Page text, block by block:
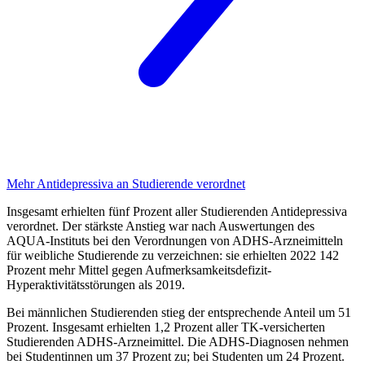
Mehr Antidepressiva an Studierende verordnet
Insgesamt erhielten fünf Prozent aller Studierenden Antidepressiva
verordnet. Der stärkste Anstieg war nach Auswertungen des
AQUA-Instituts bei den Verordnungen von ADHS-Arzneimitteln
für weibliche Studierende zu verzeichnen: sie erhielten 2022 142
Prozent mehr Mittel gegen Aufmerksamkeitsdefizit-
Hyperaktivitätsstö­rungen als 2019.
Bei männlichen Studierenden stieg der entsprechende Anteil um 51
Prozent. Insgesamt er­hielten 1,2 Prozent aller TK-versicherten
Studierenden ADHS-Arzneimittel. Die ADHS-Diagnosen nehmen
bei Studentinnen um 37 Prozent zu; bei Studenten um 24 Prozent.